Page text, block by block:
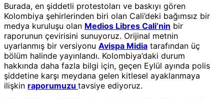
Burada, en şiddetli protestoları ve baskıyı gören
Kolombiya şehirlerinden biri olan Cali’deki bağımsız bir
medya kuruluşu olan Medios Libres Cali’nin bir
raporunun çevirisini sunuyoruz. Orijinal metnin
uyarlanmış bir versiyonu Avispa Midia tarafından üç
bölüm halinde yayınlandı. Kolombiya’daki durum
hakkında daha fazla bilgi için, geçen Eylül ayında polis
şiddetine karşı meydana gelen kitlesel ayaklanmaya
ilişkin raporumuzu tavsiye ediyoruz.